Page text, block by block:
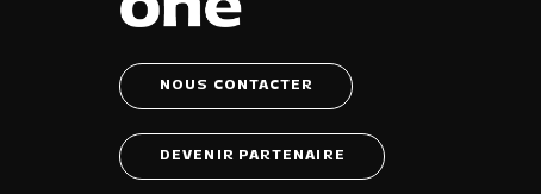
NOUS CONTACTER
DEVENIR PARTENAIRE